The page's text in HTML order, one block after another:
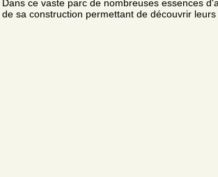
Dans ce vaste parc de nombreuses essences
de sa construction permettant de découvrir leurs